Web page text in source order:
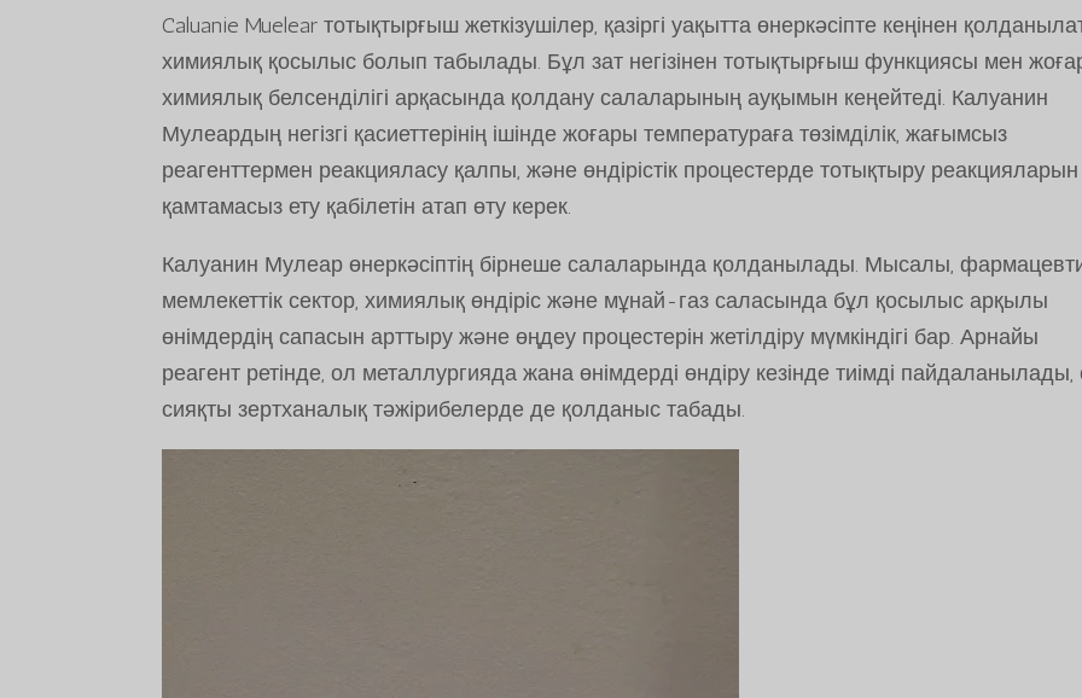
Caluanie Muelear тотықтырғыш жеткізушілер, қазіргі уақытта өнеркәсіпте кеңінен
химиялық қосылыс болып табылады. Бұл зат негізінен тотықтырғыш функциясы мен
химиялық белсенділігі арқасында қолдану салаларының ауқымын кеңейтеді. Калуанин
Мулеардың негізгі қасиеттерінің ішінде жоғары температураға төзімділік, жағымсыз
реагенттермен реакцияласу қалпы, және өндірістік процестерде тотықтыру реакцияларын
қамтамасыз ету қабілетін атап өту керек.
Калуанин Мулеар өнеркәсіптің бірнеше салаларында қолданылады. Мысалы,
мемлекеттік сектор, химиялық өндіріс және мұнай-газ саласында бұл қосылыс арқылы
өнімдердің сапасын арттыру және өңдеу процестерін жетілдіру мүмкіндігі бар. Арнайы
реагент ретінде, ол металлургияда жана өнімдерді өндіру кезінде тиімді пайдаланылады,
сияқты зертханалық тәжірибелерде де қолданыс табады.